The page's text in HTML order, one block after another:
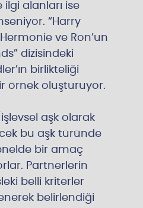
alanları ise
“Harry
ve Ron’un
dizisindeki
birlikteliği
örnek oluşturuyor.
işlevsel aşk olarak
bu aşk türünde
bir amaç
Partnerlerin
belli kriterler
belirlendiği